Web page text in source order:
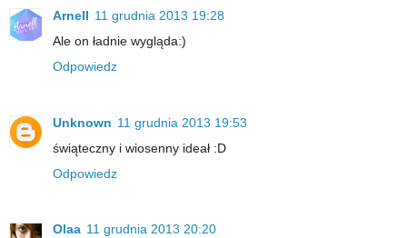
Arnell 11 grudnia 2013 19:28
Ale on ładnie wygląda:)
Odpowiedz
Unknown 11 grudnia 2013 19:53
świąteczny i wiosenny ideał :D
Odpowiedz
Olaa 11 grudnia 2013 20:20